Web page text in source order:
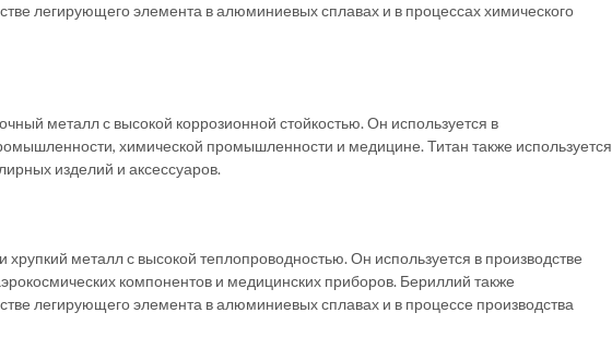
легирующего элемента в алюминиевых сплавах и в процессах химического
металл с высокой коррозионной стойкостью. Он используется в
химической промышленности и медицине. Титан также используется
изделий и аксессуаров.
хрупкий металл с высокой теплопроводностью. Он используется в производстве
компонентов и медицинских приборов. Бериллий также
легирующего элемента в алюминиевых сплавах и в процессе производства